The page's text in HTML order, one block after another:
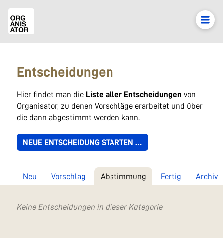
Entscheidungen
Hier findet man die Liste aller Entscheidungen von
Organisator, zu denen Vorschläge erarbeitet und über
die dann abgestimmt werden kann.
NEUE ENTSCHEIDUNG STARTEN …
Neu Vorschlag Abstimmung Fertig Archiv
Keine Entscheidungen in dieser Kategorie